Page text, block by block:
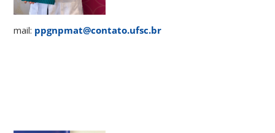
mail: ppgnpmat@contato.ufsc.br